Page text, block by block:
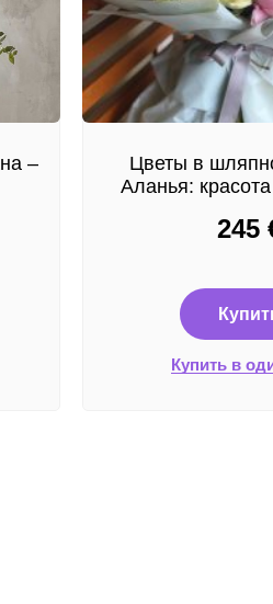
–
Цветы в
Аланья:
245
Купить в